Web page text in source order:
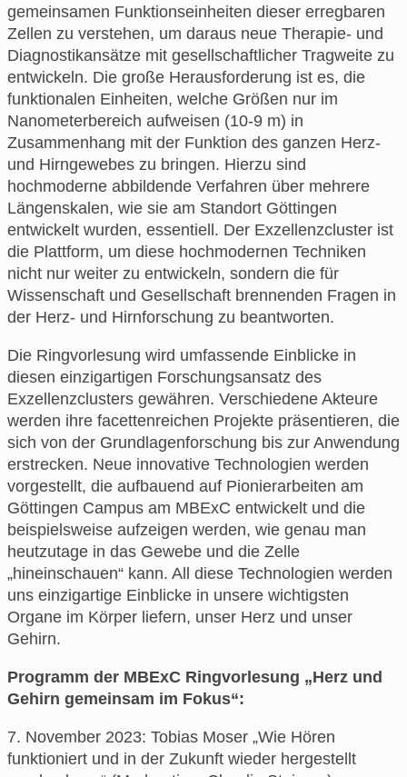
gemeinsamen Funktionseinheiten dieser erregbaren
Zellen zu verstehen, um daraus neue Therapie- und
Diagnostikansätze mit gesellschaftlicher Tragweite zu
entwickeln. Die große Herausforderung ist es, die
funktionalen Einheiten, welche Größen nur im
Nanometerbereich aufweisen (10-9 m) in
Zusammenhang mit der Funktion des ganzen Herz-
und Hirngewebes zu bringen. Hierzu sind
hochmoderne abbildende Verfahren über mehrere
Längenskalen, wie sie am Standort Göttingen
entwickelt wurden, essentiell. Der Exzellenzcluster ist
die Plattform, um diese hochmodernen Techniken
nicht nur weiter zu entwickeln, sondern die für
Wissenschaft und Gesellschaft brennenden Fragen in
der Herz- und Hirnforschung zu beantworten.
Die Ringvorlesung wird umfassende Einblicke in
diesen einzigartigen Forschungsansatz des
Exzellenzclusters gewähren. Verschiedene Akteure
werden ihre facettenreichen Projekte präsentieren, die
sich von der Grundlagenforschung bis zur Anwendung
erstrecken. Neue innovative Technologien werden
vorgestellt, die aufbauend auf Pionierarbeiten am
Göttingen Campus am MBExC entwickelt und die
beispielsweise aufzeigen werden, wie genau man
heutzutage in das Gewebe und die Zelle
„hineinschauen“ kann. All diese Technologien werden
uns einzigartige Einblicke in unsere wichtigsten
Organe im Körper liefern, unser Herz und unser
Gehirn.
Programm der MBExC Ringvorlesung „Herz und
Gehirn gemeinsam im Fokus“:
7. November 2023: Tobias Moser „Wie Hören
funktioniert und in der Zukunft wieder hergestellt